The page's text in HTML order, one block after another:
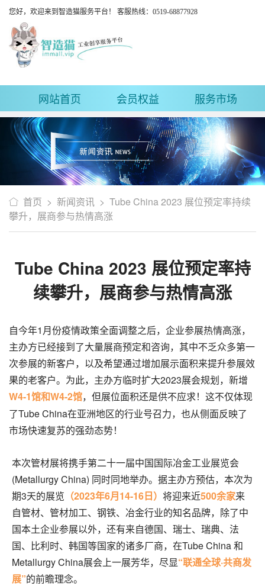
您好，欢迎来到智造猫服务平台！ 客服热线：0519-68877928
网站首页 会员权益 服务市场
首页 > 新闻资讯 > Tube China 2023 展位预定率持续
攀升，展商参与热情高涨
Tube China 2023 展位预定率持
续攀升，展商参与热情高涨
自今年1月份疫情政策全面调整之后，企业参展热情高涨，
主办方已经接到了大量展商预定和咨询，其中不乏众多第一
次参展的新客户，以及希望通过增加展示面积来提升参展效
果的老客户。为此，主办方临时扩大2023展会规划，新增
W4-1馆和W4-2馆，但展位面积还是供不应求！这不仅体现
了Tube China在亚洲地区的行业号召力，也从侧面反映了
市场快速复苏的强劲态势！
本次管材展将携手第二十一届中国国际冶金工业展览会
(Metallurgy China) 同时同地举办。据主办方预估，本次为
期3天的展览 （2023年6月14-16日） 将迎来近500余家来
自管材、管材加工、钢铁、冶金行业的知名品牌，除了中
国本土企业参展以外，还有来自德国、瑞士、瑞典、法
国、比利时、韩国等国家的诸多厂商，在Tube China 和
Metallurgy China展会上一展芳华，尽显“联通全球·共商发
展”的前瞻理念。